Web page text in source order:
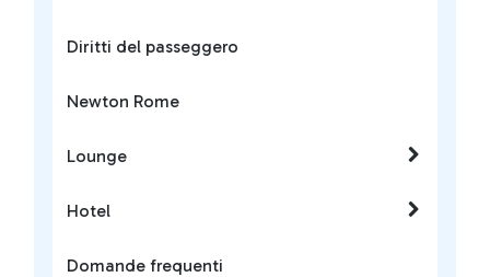
Diritti del passeggero
Newton Rome
Lounge
Hotel
Domande frequenti